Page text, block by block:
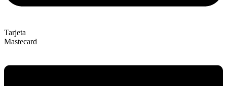
Tarjeta
Mastecard